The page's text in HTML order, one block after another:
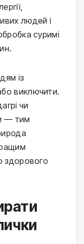
людей і
суримі
із
виключити.
чи
— тим
здорового